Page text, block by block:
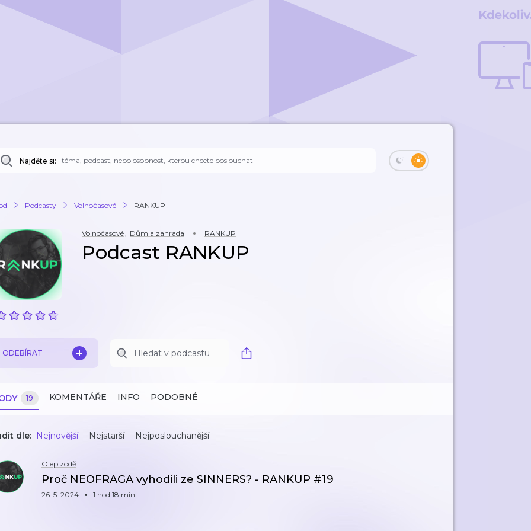
Najděte si:
Podcasty Volnočasové RANKUP
Volnočasové, Dům a zahrada RANKUP
Podcast RANKUP
ODEBÍRAT
19 KOMENTÁŘE INFO PODOBNÉ
dle: Nejnovější Nejstarší Nejposlouchanější
O epizodě
Proč NEOFRAGA vyhodili ze SINNERS? - RANKUP #19
26. 5. 2024 1 hod 18 min